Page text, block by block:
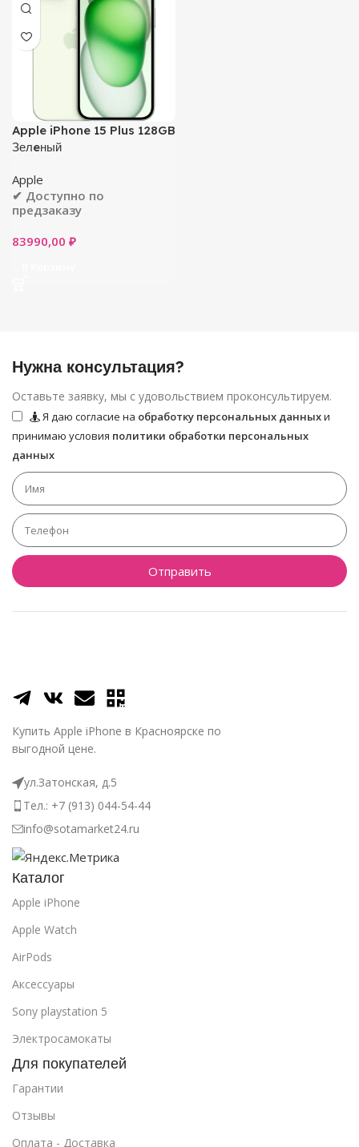
Apple iPhone 15 Plus 128GB
Зелeный
Apple
✔ Доступно по
предзаказу
83990,00 ₽
Нужна консультация?
Оставьте заявку, мы с удовольствием проконсультируем.
Я даю согласие на обработку персональных данныхи
принимаю условия политики обработки персональных
данных
Отправить
Купить Apple iPhone в Красноярске по
выгодной цене.
ул.Затонская, д.5
Тел.: +7 (913) 044-54-44
info@sotamarket24.ru
Каталог
Apple iPhone
Apple Watch
AirPods
Аксессуары
Sony playstation 5
Электросамокаты
Для покупателей
Гарантии
Отзывы
Оплата - Доставка